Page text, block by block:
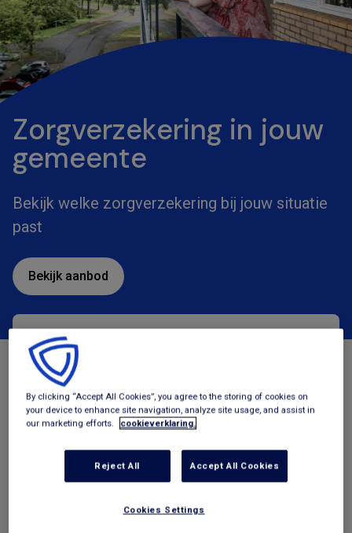
Zorgverzekering in jouw
gemeente
Bekijk welke zorgverzekering bij jouw situatie
past
Bekijk aanbod
Zorgverzekeringen
Tegemoetkomingen
By clicking “Accept All Cookies”, you agree to the storing of cookies on
your device to enhance site navigation, analyze site usage, and assist in
our marketing efforts.
cookieverklaring.
Reject All Accept All Cookies
Cookies Settings